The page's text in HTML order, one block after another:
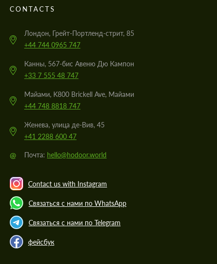
CONTACTS
Лондон, Грейт-Портленд-стрит, 85
+44 744 0965 747
Канны, 567-бис Авеню Дю Кампон
+33 7 555 48 747
Майами, K800 Brickell Ave, Майами
+44 748 8818 747
Женева, улица де-Вив, 45
+41 2288 600 47
@ Почта: hello@hodoor.world
Contact us with Instagram
Связаться с нами по WhatsApp
Связаться с нами по Telegram
фейсбук